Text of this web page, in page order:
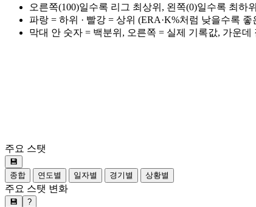
오른쪽(100)일수록 리그 최상위, 왼쪽(0)일수록 최하위
파랑 = 하위 · 빨강 = 상위 (ERA·K%처럼 낮을수록
막대 안 숫자 = 백분위, 오른쪽 = 실제 기록값, 가운데
주요 스탯
💾
종합
연도별 일자별 경기별 상황별
주요 스탯 변화
💾 ?